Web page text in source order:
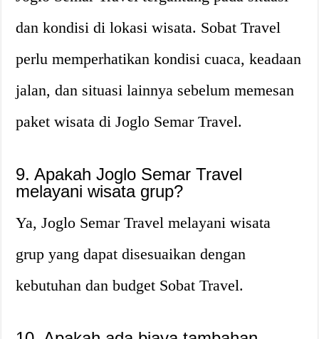
dan kondisi di lokasi wisata. Sobat Travel
perlu memperhatikan kondisi cuaca, keadaan
jalan, dan situasi lainnya sebelum memesan
paket wisata di Joglo Semar Travel.
9. Apakah Joglo Semar Travel
melayani wisata grup?
Ya, Joglo Semar Travel melayani wisata
grup yang dapat disesuaikan dengan
kebutuhan dan budget Sobat Travel.